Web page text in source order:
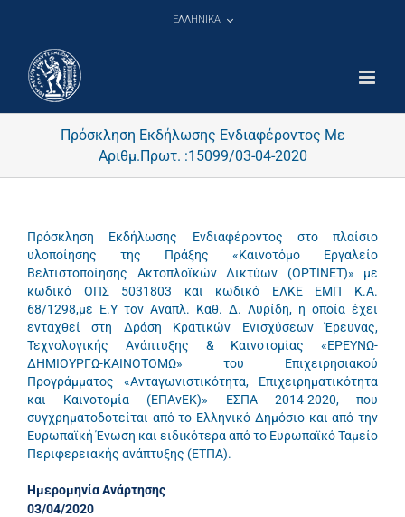
ΕΛΛΗΝΙΚΑ
Πρόσκληση Εκδήλωσης Ενδιαφέροντος Με
Αριθμ.Πρωτ. :15099/03-04-2020
Πρόσκληση Εκδήλωσης Ενδιαφέροντος στο πλαίσιο
υλοποίησης της Πράξης «Καινοτόμο Εργαλείο
Βελτιστοποίησης Ακτοπλοϊκών Δικτύων (OPTINET)» με
κωδικό ΟΠΣ 5031803 και κωδικό ΕΛΚΕ ΕΜΠ Κ.Α.
68/1298,με Ε.Υ τον Αναπλ. Καθ. Δ. Λυρίδη, η οποία έχει
ενταχθεί στη Δράση Κρατικών Ενισχύσεων Έρευνας,
Τεχνολογικής Ανάπτυξης & Καινοτομίας «ΕΡΕΥΝΩ-
ΔΗΜΙΟΥΡΓΩ-ΚΑΙΝΟΤΟΜΩ» του Επιχειρησιακού
Προγράμματος «Ανταγωνιστικότητα, Επιχειρηματικότητα
και Καινοτομία (ΕΠΑνΕΚ)» ΕΣΠΑ 2014-2020, που
συγχρηματοδοτείται από το Ελληνικό Δημόσιο και από την
Ευρωπαϊκή Ένωση και ειδικότερα από το Ευρωπαϊκό Ταμείο
Περιφερειακής ανάπτυξης (ΕΤΠΑ).
Ημερομηνία Ανάρτησης
03/04/2020